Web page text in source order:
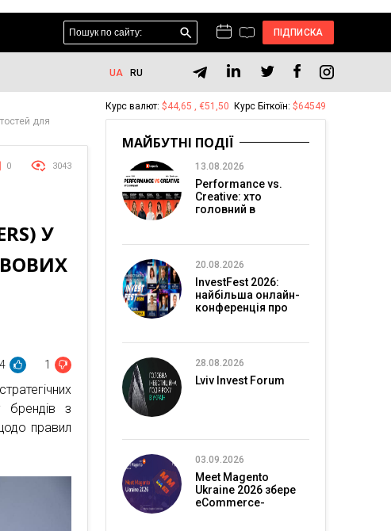
ПІДПИСКА
UA RU
для
0 3043
У
4 1
брендів з
правил
Курс валют: $44,65 , €51,50 Курс Біткоїн: $64549
МАЙБУТНІ ПОДІЇ
13.08.2026
Performance vs.
Creative: хто
головний в
20.08.2026
InvestFest 2026:
найбільша онлайн-
конференція про
28.08.2026
Lviv Invest Forum
03.09.2026
Meet Magento
Ukraine 2026 збере
eCommerce-